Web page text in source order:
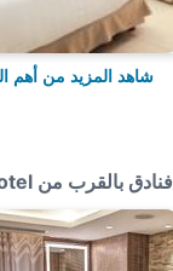
شاهد المزيد من أهم
فنادق بالقرب من The Grand Park Hotel